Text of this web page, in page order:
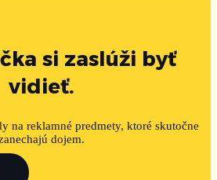
si zaslúži byť
vidieť.
na reklamné predmety, ktoré skutočne
dojem.